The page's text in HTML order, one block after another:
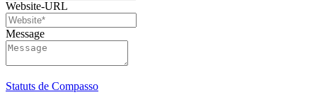
Website-URL
Message
Statuts de Compasso